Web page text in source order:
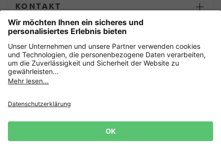
KONTAKT
ZAHLUNG UND LIEFERUNG
Sicher einkaufen mit
Impressum
Cookie-Einstellungen
Lieferbedingungen